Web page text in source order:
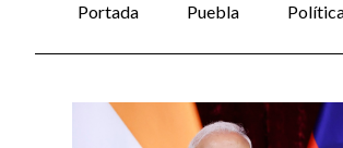
Portada Puebla